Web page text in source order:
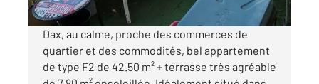
Dax, au calme, proche des commerces de
quartier et des commodités, bel appartement
de type F2 de 42.50 m² + terrasse très agréable